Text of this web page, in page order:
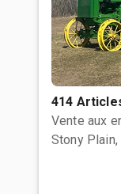
414
Vente aux
Stony Plain,